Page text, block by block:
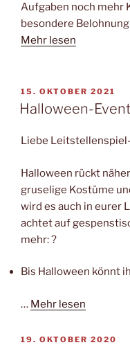
Aufgaben noch mehr
besondere
Mehr lesen
VERÖFFENTLICHT
AM
15. OKTOBER 2021
Halloween-
Liebe
Halloween rückt
gruselige Kostüme
wird es auch in eurer
achtet auf
mehr: ?
Bis Halloween könnt
… Mehr lesen
VERÖFFENTLICHT
19. OKTOBER 2020